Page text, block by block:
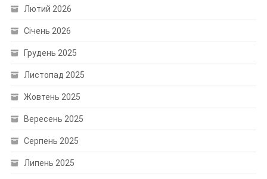
Лютий 2026
Січень 2026
Грудень 2025
Листопад 2025
Жовтень 2025
Вересень 2025
Серпень 2025
Липень 2025